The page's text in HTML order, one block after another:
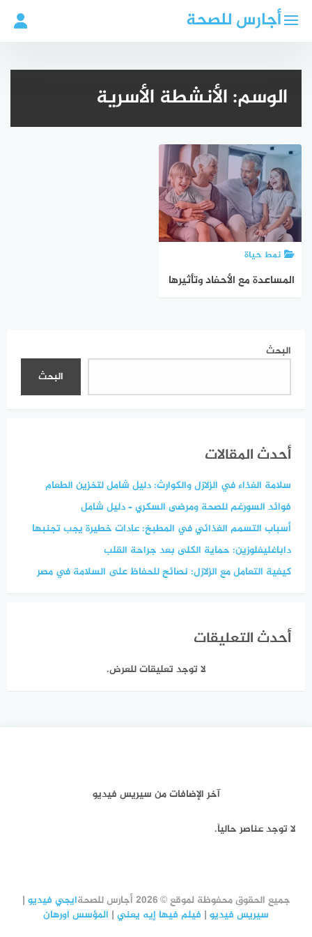
أجارس للصحة
الوسم:الأنشطة الأسرية
نمط حياة
المساعدة مع الأحفاد وتأثيرها
البحث
البحث
أحدث المقالات
سلامة الغذاء في الزلازل والكوارث: دليل شامل لتخزين الطعام
فوائد السورغم للصحة ومرضى السكري – دليل شامل
أسباب التسمم الغذائي في المطبخ: عادات خطيرة يجب تجنبها
داباغليفلوزين: حماية الكلى بعد جراحة القلب
كيفية التعامل مع الزلازل: نصائح للحفاظ على السلامة في مصر
أحدث التعليقات
لا توجد تعليقات للعرض.
آخر الإضافات من سيريس فيديو
لا توجد عناصر حالياً.
جميع الحقوق محفوظة لموقع © 2026 أجارس للصحة ايجي فيديو |
سيريس فيديو | فيلم فيها إيه يعني | المؤسس اورهان